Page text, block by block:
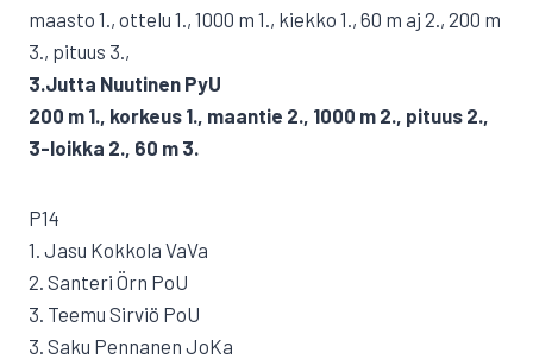
maasto 1., ottelu 1., 1000 m 1., kiekko 1., 60 m aj 2., 200 m
3., pituus 3.,
3.Jutta Nuutinen PyU
200 m 1., korkeus 1., maantie 2., 1000 m 2., pituus 2.,
3-loikka 2., 60 m 3.
P14
1. Jasu Kokkola VaVa
2. Santeri Örn PoU
3. Teemu Sirviö PoU
3. Saku Pennanen JoKa